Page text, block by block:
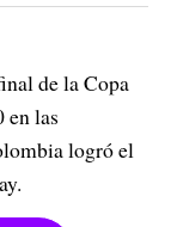
de la Copa
en las
logró el